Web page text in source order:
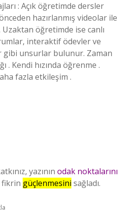
: Açık öğretimde dersler
hazırlanmış videolar ile
öğretimde ise canlı
interaktif ödevler ve
unsurlar bulunur. Zaman
. Kendi hızında öğrenme .
fazla etkileşim .
yazının odak noktalarını
fikrin güçlenmesini sağladı.